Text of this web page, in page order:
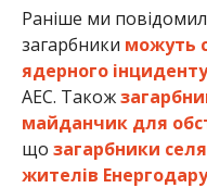
Раніше ми
загарбники можуть
ядерного інциденту
АЕС. Також
майданчик для
що загарбники
жителів Енергодару